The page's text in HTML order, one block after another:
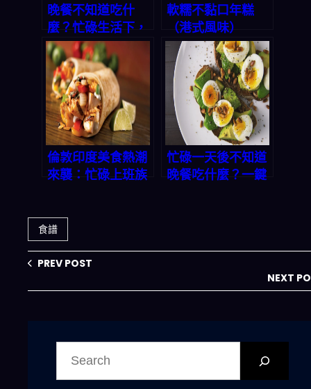
晚餐不知道吃什
麼？忙碌生活下，
如何用三餸一湯輕
鬆應對食材漲價壓
力
軟糯不黏口年糕
（港式風味）
倫敦印度美食熱潮
來襲：忙碌上班族
餐不知道吃什麼的
痛點？
忙碌一天後不知道
晚餐吃什麼？一鍵
食譜
PREV POST
NEXT